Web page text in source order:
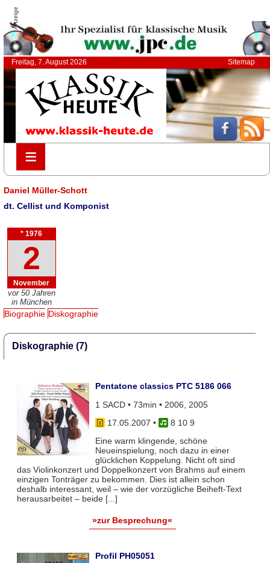
Anzeige
Freitag, 7. August 2026 Sitemap
≡
≡
Daniel Müller-Schott
dt. Cellist und Komponist
* 1976
2
November
vor 50 Jahren
in München
Biographie Diskographie
Diskographie (7)
Pentatone classics PTC 5186 066
1 SACD • 73min • 2006, 2005
17.05.2007 •
8 10 9
Eine warm klingende, schöne
Neueinspielung, noch dazu in einer
glücklichen Koppelung. Nicht oft sind
das Violinkonzert und Doppelkonzert von Brahms auf einem
einzigen Tonträger zu bekommen. Dies ist allein schon
deshalb interessant, weil – wie der vorzügliche Beiheft-Text
herausarbeitet – beide [...]
»zur Besprechung«
Profil PH05051